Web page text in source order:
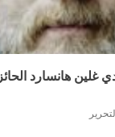
غلين هانسارد